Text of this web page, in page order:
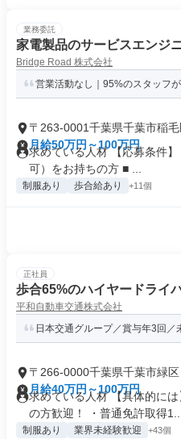
業務委託
家電製品のサービスエンジ
Bridge Road 株式会社
営業活動なし｜95%のスタッフ
〒263-0001千葉県千葉市稲
月給50万円～100万円
求めている人材 【応募条件
可）をお持ちの方 ■ ...
制服あり 歩合給あり +11個
正社員
歩合65%のハイヤードライ
平和自動車交通株式会社
日本交通グループ／賞与年3回／
〒266-0000千葉県千葉市緑区
月給40万円～100万円
求めている人材 【具体的に
の方歓迎！ ・普通免許取得1...
制服あり 業界未経験歓迎 +43個